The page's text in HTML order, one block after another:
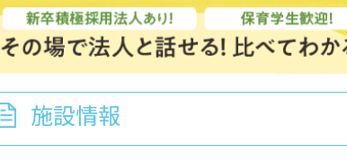
施設情報